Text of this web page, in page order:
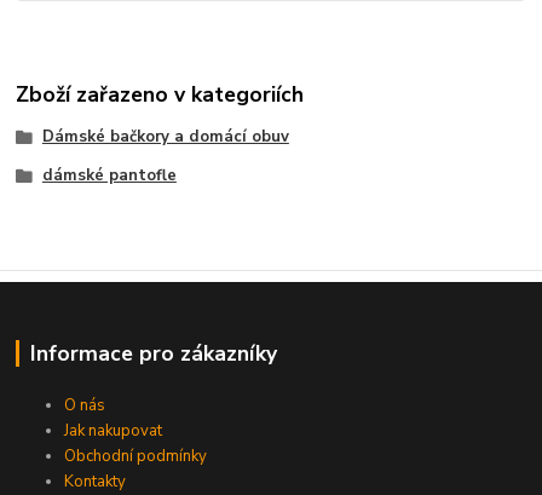
Zboží zařazeno v kategoriích
Dámské bačkory a domácí obuv
dámské pantofle
Informace pro zákazníky
O nás
Jak nakupovat
Obchodní podmínky
Kontakty